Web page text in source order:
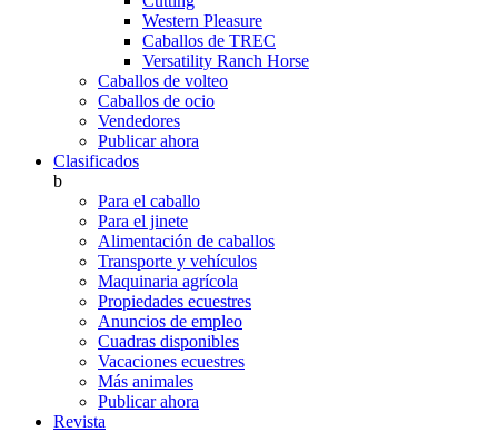
Western Pleasure
Caballos de TREC
Versatility Ranch Horse
Caballos de volteo
Caballos de ocio
Vendedores
Publicar ahora
Clasificados
b
Para el caballo
Para el jinete
Alimentación de caballos
Transporte y vehículos
Maquinaria agrícola
Propiedades ecuestres
Anuncios de empleo
Cuadras disponibles
Vacaciones ecuestres
Más animales
Publicar ahora
Revista